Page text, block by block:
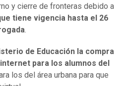
y cierre de fronteras debido a
tiene vigencia hasta el 26
.
de Educación la compra
para los alumnos del
los del área urbana para que